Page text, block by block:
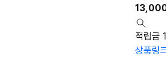
적립금
상품링